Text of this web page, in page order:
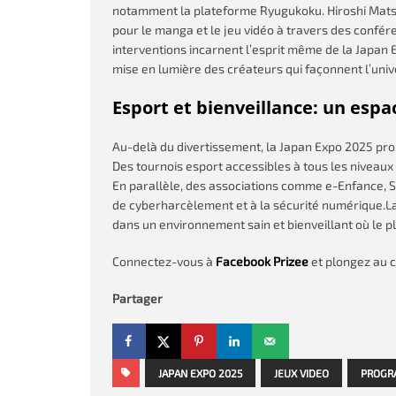
notamment la plateforme Ryugukoku. Hiroshi
pour le manga et le jeu vidéo à travers des
interventions incarnent l’esprit même de la Japan
mise en lumière des créateurs qui façonnent
Esport et bienveillance: un
Au-delà du divertissement, la Japan Expo 2025
Des tournois esport accessibles à tous les
En parallèle, des associations comme e-Enfance,
de cyberharcèlement et à la sécurité
dans un environnement sain et bienveillant où le
Connectez-vous à Facebook Prizeeet plongez au
Partager
JAPAN EXPO 2025 JEUX VIDEO